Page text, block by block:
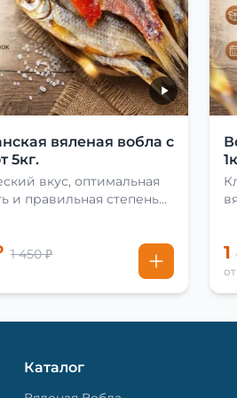
вяленая вобла с
5кг.
вкус, оптимальная
и правильная степень
1 450 ₽
от
Каталог